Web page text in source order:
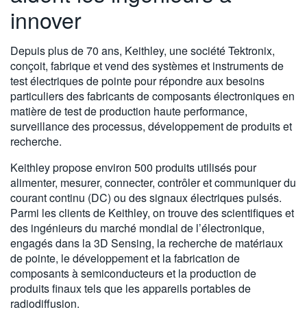
innover
Depuis plus de 70 ans, Keithley, une société Tektronix,
conçoit, fabrique et vend des systèmes et instruments de
test électriques de pointe pour répondre aux besoins
particuliers des fabricants de composants électroniques en
matière de test de production haute performance,
surveillance des processus, développement de produits et
recherche.
Keithley propose environ 500 produits utilisés pour
alimenter, mesurer, connecter, contrôler et communiquer du
courant continu (DC) ou des signaux électriques pulsés.
Parmi les clients de Keithley, on trouve des scientifiques et
des ingénieurs du marché mondial de l’électronique,
engagés dans la 3D Sensing, la recherche de matériaux
de pointe, le développement et la fabrication de
composants à semiconducteurs et la production de
produits finaux tels que les appareils portables de
radiodiffusion.